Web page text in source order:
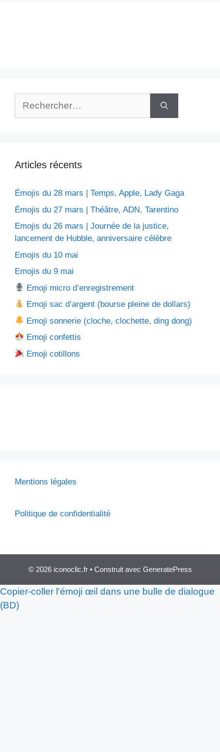
Articles récents
Émojis du 28 mars | Temps, Apple, Lady Gaga
Émojis du 27 mars | Théâtre, ADN, Tarentino
Emojis du 26 mars | Journée de la justice,
lancement de Hubble, anniversaire célèbre
Emojis du 10 mai
Emojis du 9 mai
Emoji micro d’enregistrement
Emoji sac d’argent (bourse pleine de dollars)
Emoji sonnerie (cloche, clochette, ding dong)
Emoji confettis
Emoji cotillons
Mentions légales
Politique de confidentialité
© 2026 iconoclic.fr• Construit avec GeneratePress
Copier-coller l'émoji œil dans une bulle de dialogue
(BD)